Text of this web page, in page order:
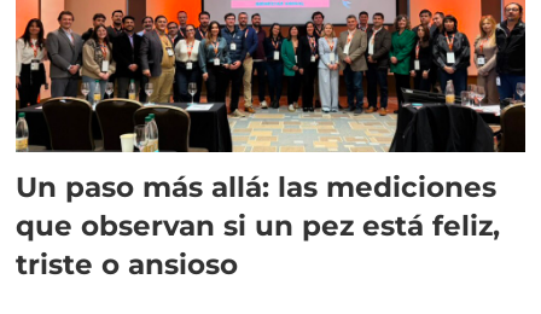
Un paso más allá: las mediciones
que observan si un pez está feliz,
triste o ansioso